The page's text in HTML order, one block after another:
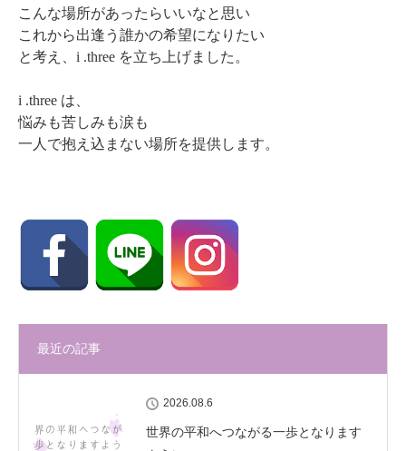
こんな場所があったらいいなと思い
これから出逢う誰かの希望になりたい
と考え、i .three を立ち上げました。
i .three は、
悩みも苦しみも涙も
一人で抱え込まない場所を提供します。
最近の記事
2026.08.6
世界の平和へつながる一歩となります